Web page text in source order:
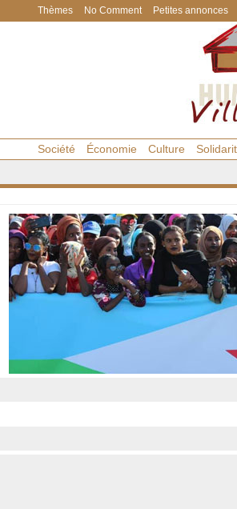
Thèmes No Comment Petites annonces
Société Économie Culture